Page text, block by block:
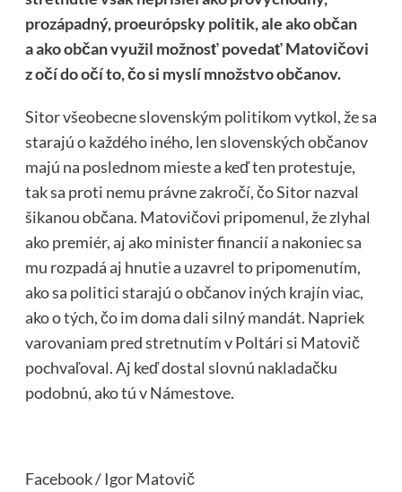
prozápadný, proeurópsky politik, ale ako občan
a ako občan využil možnosť povedať Matovičovi
z očí do očí to, čo si myslí množstvo občanov.
Sitor všeobecne slovenským politikom vytkol, že sa
starajú o každého iného, len slovenských občanov
majú na poslednom mieste a keď ten protestuje,
tak sa proti nemu právne zakročí, čo Sitor nazval
šikanou občana. Matovičovi pripomenul, že zlyhal
ako premiér, aj ako minister financií a nakoniec sa
mu rozpadá aj hnutie a uzavrel to pripomenutím,
ako sa politici starajú o občanov iných krajín viac,
ako o tých, čo im doma dali silný mandát. Napriek
varovaniam pred stretnutím v Poltári si Matovič
pochvaľoval. Aj keď dostal slovnú nakladačku
podobnú, ako tú v Námestove.
Facebook / Igor Matovič